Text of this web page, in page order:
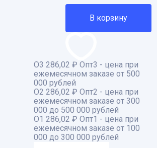
составляла472,20 ₽.
В корзину
О3 286,02 ₽ Опт3 - цена при
ежемесячном заказе от 500
000 рублей
О2 286,02 ₽ Опт2 - цена при
ежемесячном заказе от 300
000 до 500 000 рублей
О1 286,02 ₽ Опт1 - цена при
ежемесячном заказе от 100
000 до 300 000 рублей